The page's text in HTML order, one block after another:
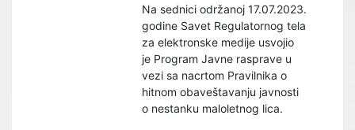
Na sednici održanoj 17.07.2023.
godine Savet Regulatornog tela
za elektronske medije usvojio
je Program Javne rasprave u
vezi sa nacrtom Pravilnika o
hitnom obaveštavanju javnosti
o nestanku maloletnog lica.